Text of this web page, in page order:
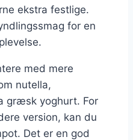
ekstra festlige.
for en
med mere
nutella,
græsk yoghurt. For
version, kan du
Det er en god